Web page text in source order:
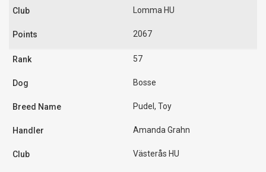
Lomma HU
2067
57
Bosse
Pudel, Toy
Amanda Grahn
Västerås HU